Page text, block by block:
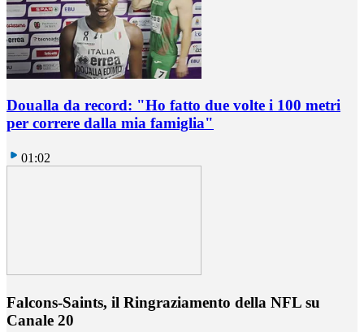
Doualla da record: "Ho fatto due volte i 100 metri
per correre dalla mia famiglia"
01:02
Falcons-Saints, il Ringraziamento della NFL su
Canale 20